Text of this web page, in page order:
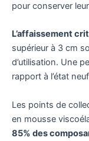
pour conserver
L’affaissement
supérieur à 3 cm
d’utilisation. Une
rapport à l’état
Les points de
en mousse
85% des